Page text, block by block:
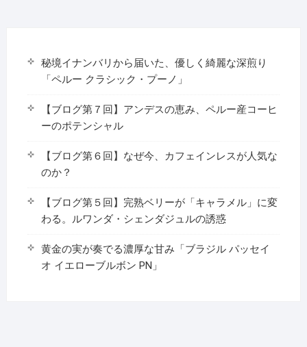
秘境イナンバリから届いた、優しく綺麗な深煎り
「ペルー クラシック・プーノ」
【ブログ第７回】アンデスの恵み、ペルー産コーヒ
ーのポテンシャル
【ブログ第６回】なぜ今、カフェインレスが人気な
のか？
【ブログ第５回】完熟ベリーが「キャラメル」に変
わる。ルワンダ・シェンダジュルの誘惑
黄金の実が奏でる濃厚な甘み「ブラジル パッセイ
オ イエローブルボン PN」